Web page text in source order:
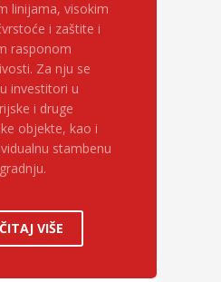
linijama, visokim
i zaštite i
rasponom
Za nju se
investitori u
i druge
objekte, kao i
stambenu
VIŠE